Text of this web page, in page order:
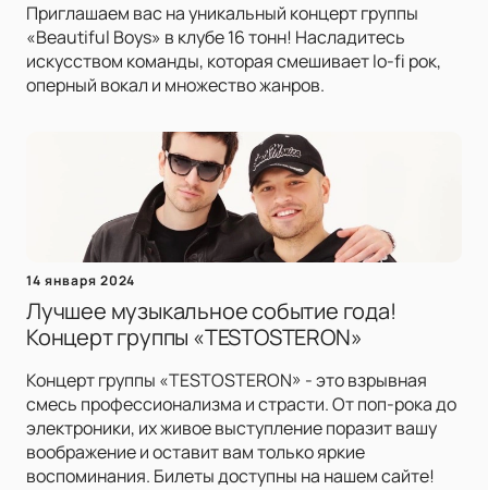
Приглашаем вас на уникальный концерт группы
«Beautiful Boys» в клубе 16 тонн! Насладитесь
искусством команды, которая смешивает lo-fi рок,
оперный вокал и множество жанров.
14 января 2024
Лучшее музыкальное событие года!
Концерт группы «TESTOSTERON»
Концерт группы «TESTOSTERON» - это взрывная
смесь профессионализма и страсти. От поп-рока до
электроники, их живое выступление поразит вашу
воображение и оставит вам только яркие
воспоминания. Билеты доступны на нашем сайте!